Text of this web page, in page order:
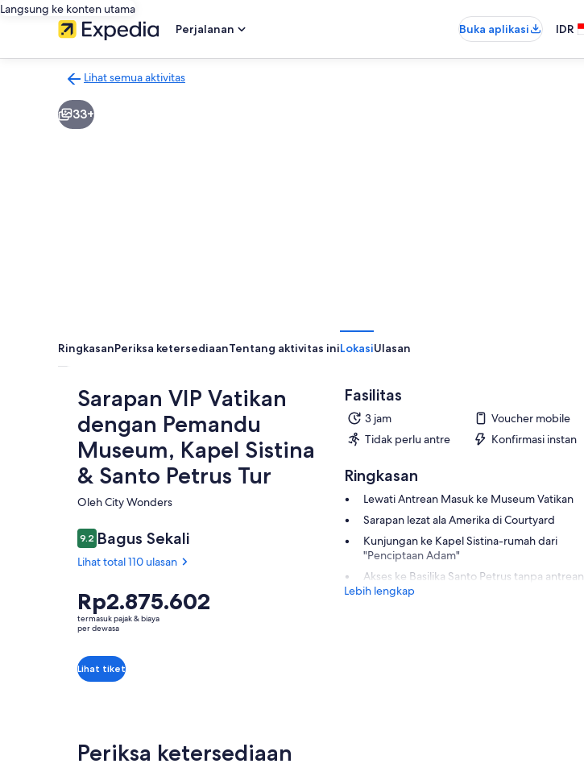
Langsung ke konten utama
Perjalanan
Buka aplikasi IDR
Lihat semua aktivitas
ke
halaman
33+
RingkasanPeriksa ketersediaanTentang aktivitas iniLokasiUlasan
Sarapan VIP Vatikan
dengan Pemandu
Museum, Kapel Sistina
& Santo Petrus Tur
Oleh City Wonders
9.29.2 dari 10
Bagus Sekali
Lihat total 110 ulasan
Harga
Rp2.875.602
per
Rp2.875.602
termasuk pajak & biaya
per dewasa
Lihat tiket
Fasilitas
3 jam
Voucher mobile
Tidak perlu antre
Konfirmasi instan
Ringkasan
Lewati Antrean Masuk ke Museum Vatikan
Sarapan lezat ala Amerika di Courtyard
Kunjungan ke Kapel Sistina-rumah dari
"Penciptaan Adam"
Akses ke Basilika Santo Petrus tanpa antrean
Lebih lengkap
Periksa ketersediaan